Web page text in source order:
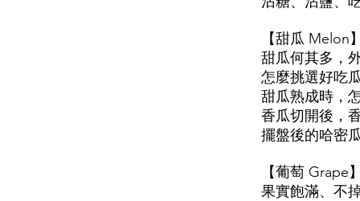
【甜瓜 Melon
甜瓜何其多，
怎麼挑選好吃
甜瓜熟成時，
香瓜切開後，
擺盤後的哈密
【葡萄 Grape
果實飽滿、不